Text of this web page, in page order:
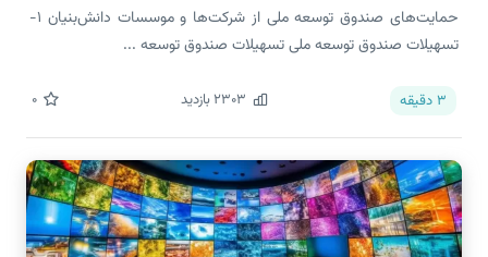
حمایت‌های صندوق توسعه ملی از شرکت‌ها و موسسات دانش‌بنیان 1-
تسهیلات صندوق توسعه ملی تسهیلات صندوق توسعه ...
3 دقیقه 2303 بازدید 0